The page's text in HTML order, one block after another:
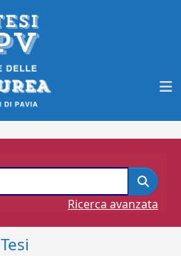
Ricerca avanzata
Tesi